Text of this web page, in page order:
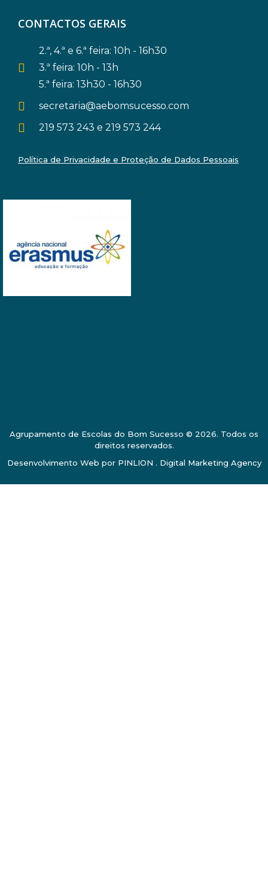
CONTACTOS GERAIS
2.ª, 4.ª e 6.ª feira: 10h - 16h30
3.ª feira: 10h - 13h
5.ª feira: 13h30 - 16h30
secretaria@aebomsucesso.com
219 573 243 e 219 573 244
Política de Privacidade e Proteção de Dados Pessoais
Agrupamento de Escolas do Bom Sucesso © 2026. Todos os
direitos reservados.
Desenvolvimento Web por PINLION . Digital Marketing Agency